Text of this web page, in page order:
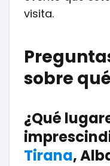
visita.
sobre
¿Qué
Tirana,